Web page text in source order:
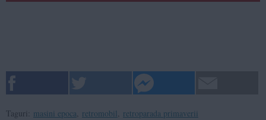
Taguri: masini epoca, retromobil, retroparada primaverii